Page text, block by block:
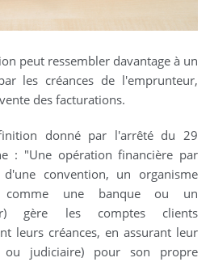
peut ressembler davantage à un
les créances de l'emprunteur,
des facturations.
donné par l'arrêté du 29
: "Une opération financière par
convention, un organisme
comme une banque ou un
gère les comptes clients
leurs créances, en assurant leur
ou judiciaire) pour son propre